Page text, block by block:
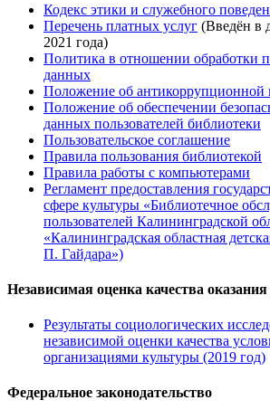
Кодекс этики и служебного
Перечень платных услуг (Введён в
2021 года)
Политика в отношении обработки
данных
Положение об антикоррупционной
Положение об обеспечении
данных пользователей библиотеки
Пользовательское соглашение
Правила пользования библиотекой
Правила работы с компьютерами
Регламент предоставления
сфере культуры «Библиотечное
пользователей Калининградской
«Калининградская областная
П. Гайдара»)
Независимая оценка качества оказания
Результаты социологических
независимой оценки качества
организациями культуры (2019 год)
Федеральное законодательство